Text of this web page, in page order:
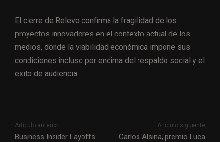
El cierre de Relevo confirma la fragilidad de los
proyectos innovadores en el contexto actual de los
medios, donde la viabilidad económica impone sus
condiciones incluso por encima del respaldo social y el
éxito de audiencia.
Artículo anterior
Business Insider Layoffs:
Artículo siguiente
Carlos Alsina, premio Luca